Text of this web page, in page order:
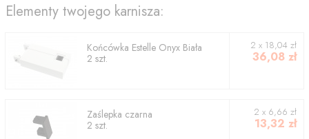
Elementy twojego karnisza:
Końcówka Estelle Onyx Biała
2 szt.
2 x 18,04 zł
36,08 zł
Zaślepka czarna
2 szt.
2 x 6,66 zł
13,32 zł